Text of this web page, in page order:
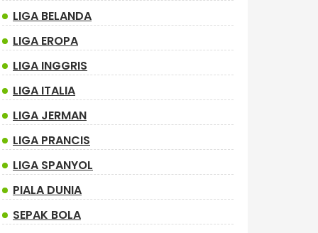
LIGA BELANDA
LIGA EROPA
LIGA INGGRIS
LIGA ITALIA
LIGA JERMAN
LIGA PRANCIS
LIGA SPANYOL
PIALA DUNIA
SEPAK BOLA